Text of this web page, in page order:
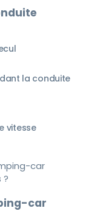
la conduite
vitesse
car
?
car